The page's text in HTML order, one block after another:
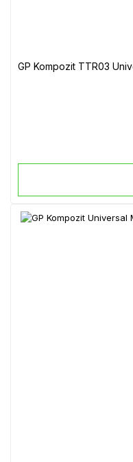
GP Kompozit TTR03